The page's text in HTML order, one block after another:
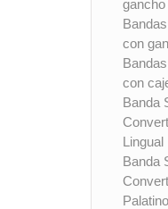
gancho
con
con
Banda
Lingual
Banda
Palatino